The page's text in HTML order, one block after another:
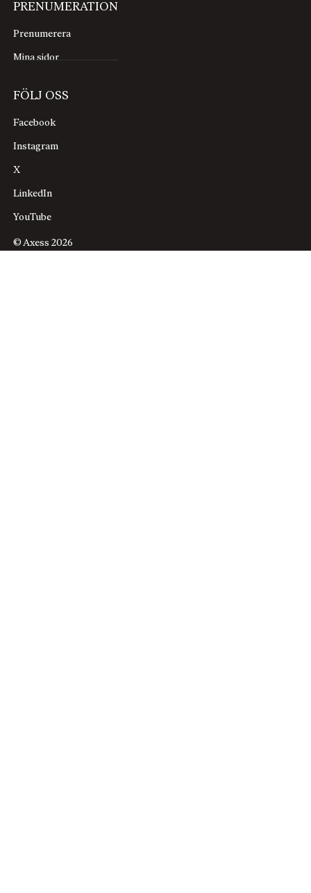
PRENUMERATION
Prenumerera
Mina sidor
FÖLJ OSS
Facebook
Instagram
X
LinkedIn
YouTube
© Axess 2026